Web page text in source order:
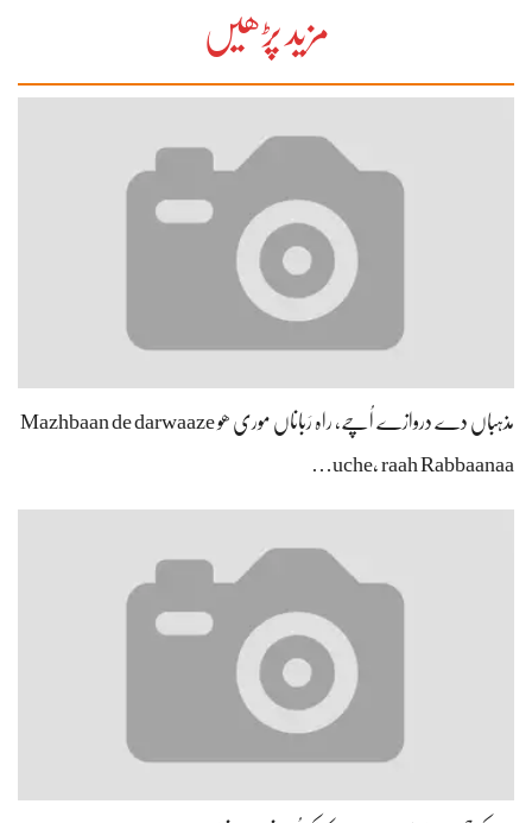
مزید پڑھیں
مذہباں دے دروازے اُچے، راہ رَباناں موری ھو Mazhbaan de darwaaze
uche, raah Rabbaanaa…